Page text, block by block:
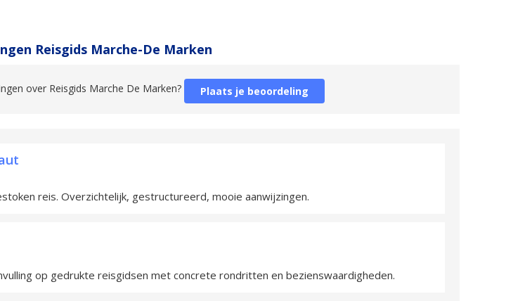
Reisgids Marche-De Marken
over Reisgids Marche De Marken? Plaats je beoordeling
reis. Overzichtelijk, gestructureerd, mooie aanwijzingen.
op gedrukte reisgidsen met concrete rondritten en bezienswaardigheden.